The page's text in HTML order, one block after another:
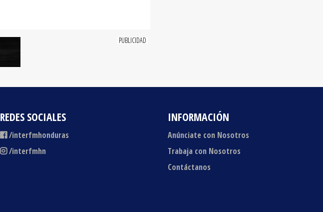
REDES SOCIALES
/interfmhonduras
/interfmhn
INFORMACIÓN
Anúnciate con Nosotros
Trabaja con Nosotros
Contáctanos